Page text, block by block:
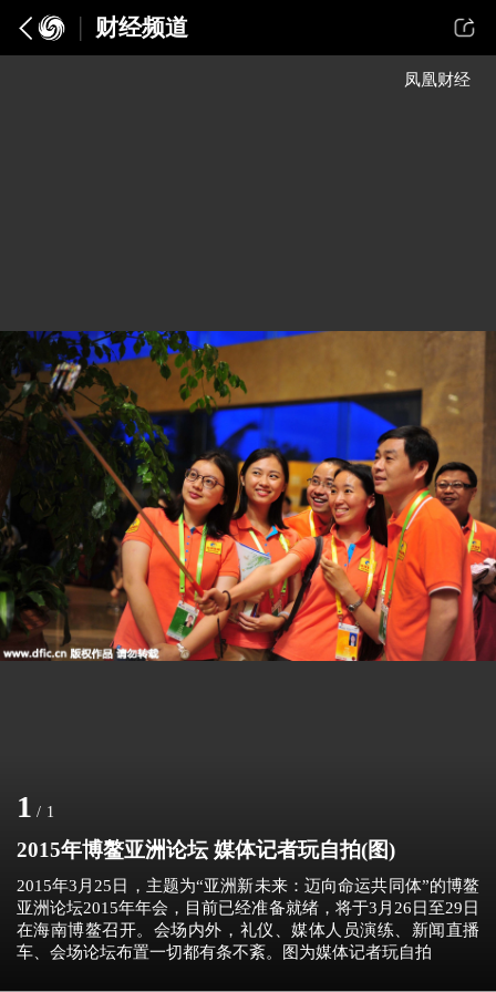
财经频道
凤凰财经
1 / 1
2015年博鳌亚洲论坛 媒体记者玩自拍(图)
2015年3月25日，主题为“亚洲新未来：迈向命运共同体”的博鳌
亚洲论坛2015年年会，目前已经准备就绪，将于3月26日至29日
在海南博鳌召开。会场内外，礼仪、媒体人员演练、新闻直播
车、会场论坛布置一切都有条不紊。图为媒体记者玩自拍